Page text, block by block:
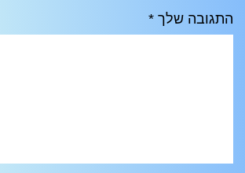
התגובה שלך *